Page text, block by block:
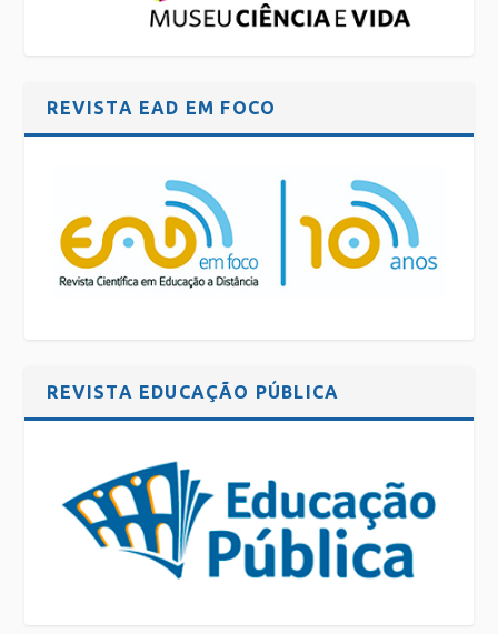
REVISTA EAD EM FOCO
REVISTA EDUCAÇÃO PÚBLICA